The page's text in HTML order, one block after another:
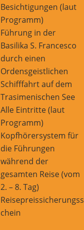
Besichtigungen (laut
Programm)
Führung in der
Basilika S. Francesco
durch einen
Ordensgeistlichen
Schifffahrt auf dem
Trasimenischen See
Alle Eintritte (laut
Programm)
Kopfhörersystem für
die Führungen
während der
gesamten Reise (vom
2. – 8. Tag)
Reisepreissicherungss
chein